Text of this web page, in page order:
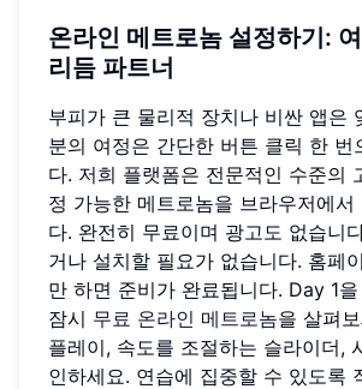
온라인 메트로놈 설정하기:
리듬 파트너
부피가 큰 물리적 장치나 비싼 앱은
분의 여정은 간단한 버튼 클릭 한 번
다. 저희 플랫폼은 전문적인 수준의
정 가능한 메트로놈을 브라우저에서
다. 완전히 무료이며 광고도 없습니
거나 설치할 필요가 없습니다. 홈페
만 하면 준비가 완료됩니다. Day 1
잠시 무료 온라인 메트로놈을 살펴
플레이, 속도를 조절하는 슬라이더,
인하세요. 연습에 집중할 수 있도록